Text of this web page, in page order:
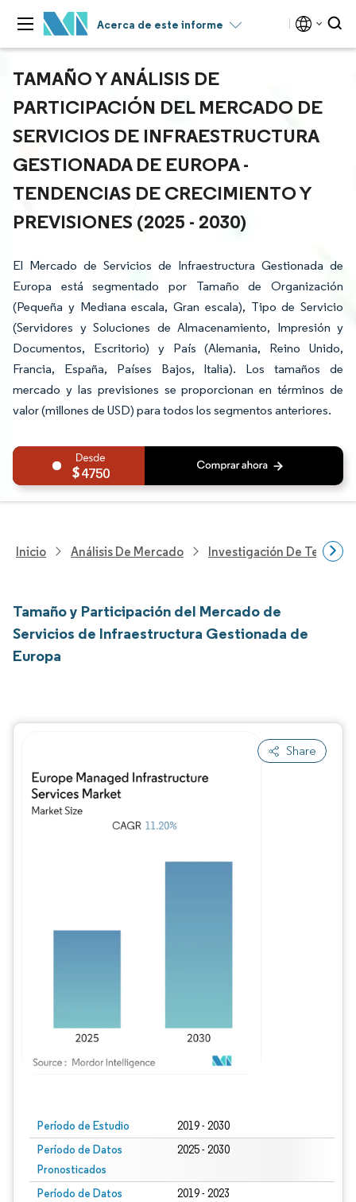
Acerca de este informe
TAMAÑO Y ANÁLISIS DE
PARTICIPACIÓN DEL MERCADO DE
SERVICIOS DE INFRAESTRUCTURA
GESTIONADA DE EUROPA -
TENDENCIAS DE CRECIMIENTO Y
PREVISIONES (2025 - 2030)
El Mercado de Servicios de Infraestructura Gestionada de
Europa está segmentado por Tamaño de Organización
(Pequeña y Mediana escala, Gran escala), Tipo de Servicio
(Servidores y Soluciones de Almacenamiento, Impresión y
Documentos, Escritorio) y País (Alemania, Reino Unido,
Francia, España, Países Bajos, Italia). Los tamaños de
mercado y las previsiones se proporcionan en términos de
valor (millones de USD) para todos los segmentos anteriores.
4750
Inicio Análisis De Mercado Investigación De
Tamaño y Participación del Mercado de
Servicios de Infraestructura Gestionada de
Europa
Share
Período de Estudio 2019 - 2030
Período de Datos
Pronosticados
2025 - 2030
Período de Datos
2019 - 2023